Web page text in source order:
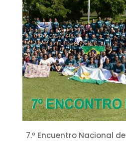
7.º Encuentro Nacional